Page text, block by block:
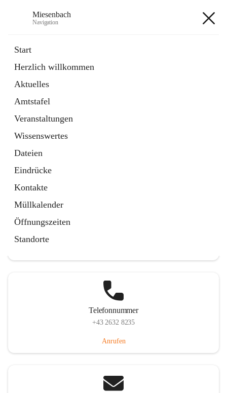
Miesenbach
Navigation
Start
Herzlich willkommen
Aktuelles
Amtstafel
Veranstaltungen
Wissenswertes
Dateien
Eindrücke
Kontakte
Müllkalender
Öffnungszeiten
Standorte
Externe Webseite
in
Tab
Region Schneebergland
Externe Webseite
öffnet
in
neuem
Tab
Telefonnummer
+43 2632 8235
Anrufen